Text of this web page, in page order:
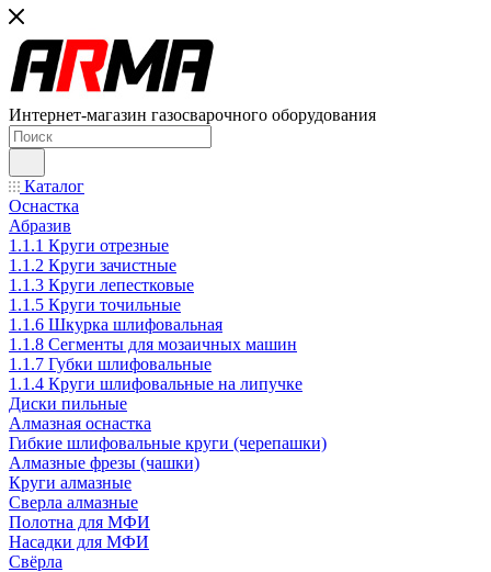
Интернет-магазин газосварочного оборудования
Каталог
Оснастка
Абразив
1.1.1 Круги отрезные
1.1.2 Круги зачистные
1.1.3 Круги лепестковые
1.1.5 Круги точильные
1.1.6 Шкурка шлифовальная
1.1.8 Сегменты для мозаичных машин
1.1.7 Губки шлифовальные
1.1.4 Круги шлифовальные на липучке
Диски пильные
Алмазная оснастка
Гибкие шлифовальные круги (черепашки)
Алмазные фрезы (чашки)
Круги алмазные
Сверла алмазные
Полотна для МФИ
Насадки для МФИ
Свёрла